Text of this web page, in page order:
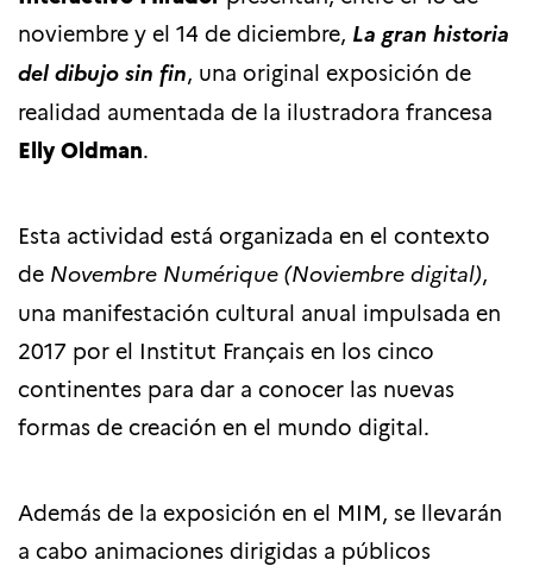
noviembre y el 14 de diciembre, La gran historia
del dibujo sin fin, una original exposición de
realidad aumentada de la ilustradora francesa
Elly Oldman.
Esta actividad está organizada en el contexto
de Novembre Numérique (Noviembre digital),
una manifestación cultural anual impulsada en
2017 por el Institut Français en los cinco
continentes para dar a conocer las nuevas
formas de creación en el mundo digital.
Además de la exposición en el MIM, se llevarán
a cabo animaciones dirigidas a públicos